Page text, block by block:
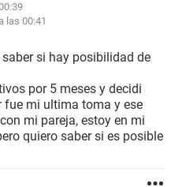
las 00:41
si hay posibilidad de
por 5 meses y decidi
fue mi ultima toma y ese
mi pareja, estoy en mi
quiero saber si es posible